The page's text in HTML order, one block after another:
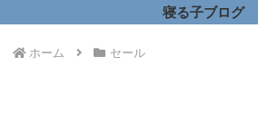
寝る子ブログ
ホーム セール